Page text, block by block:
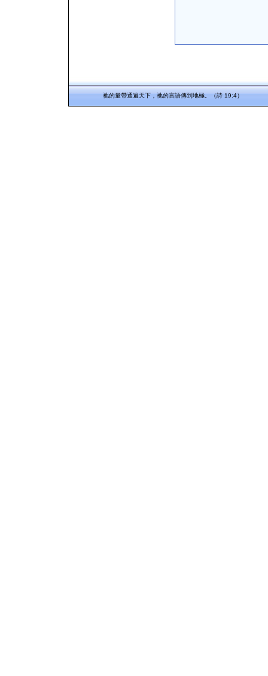
祂的量帶通遍天下，祂的言語傳到地極。（詩 19:4）